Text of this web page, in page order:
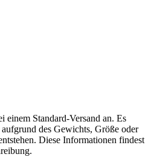
einem Standard-Versand an. Es
des Gewichts, Größe oder
Diese Informationen findest